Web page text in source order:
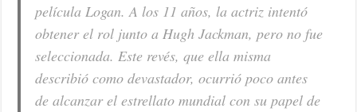
película Logan. A los 11 años, la actriz intentó
obtener el rol junto a Hugh Jackman, pero no fue
seleccionada. Este revés, que ella misma
describió como devastador, ocurrió poco antes
de alcanzar el estrellato mundial con su papel de